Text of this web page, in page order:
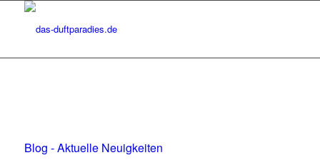
Blog - Aktuelle Neuigkeiten